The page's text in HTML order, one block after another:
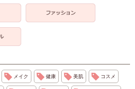
メイク 健康 美肌 コスメ